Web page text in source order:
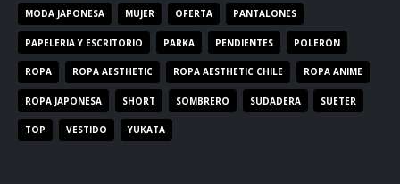
MODA JAPONESA MUJER OFERTA PANTALONES
PAPELERIA Y ESCRITORIO PARKA PENDIENTES POLERÓN
ROPA ROPA AESTHETIC ROPA AESTHETIC CHILE ROPA ANIME
ROPA JAPONESA SHORT SOMBRERO SUDADERA SUETER
TOP VESTIDO YUKATA